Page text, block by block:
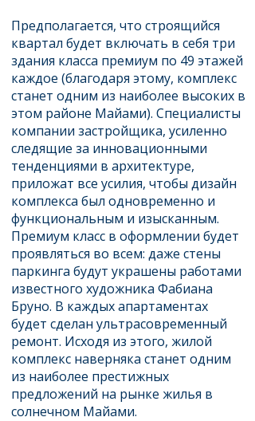
Предполагается, что строящийся
квартал будет включать в себя три
здания класса премиум по 49 этажей
каждое (благодаря этому, комплекс
станет одним из наиболее высоких в
этом районе Майами). Специалисты
компании застройщика, усиленно
следящие за инновационными
тенденциями в архитектуре,
приложат все усилия, чтобы дизайн
комплекса был одновременно и
функциональным и изысканным.
Премиум класс в оформлении будет
проявляться во всем: даже стены
паркинга будут украшены работами
известного художника Фабиана
Бруно. В каждых апартаментах
будет сделан ультрасовременный
ремонт. Исходя из этого, жилой
комплекс наверняка станет одним
из наиболее престижных
предложений на рынке жилья в
солнечном Майами.